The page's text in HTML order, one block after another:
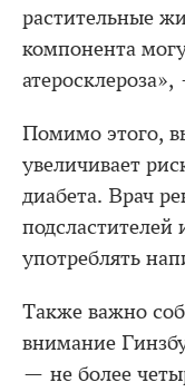
растительные
компонента
Помимо этого,
увеличивает
диабета. Врач
подсластителей
употреблять
Также важно
внимание
— не более